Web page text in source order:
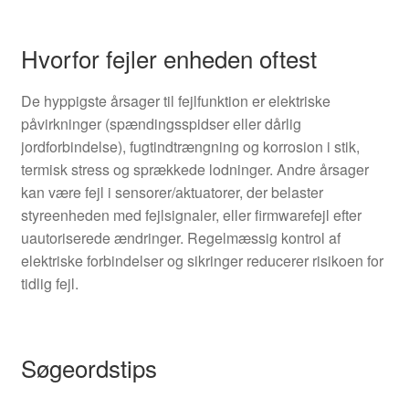
Hvorfor fejler enheden oftest
De hyppigste årsager til fejlfunktion er elektriske
påvirkninger (spændingsspidser eller dårlig
jordforbindelse), fugtindtrængning og korrosion i stik,
termisk stress og sprækkede lodninger. Andre årsager
kan være fejl i sensorer/aktuatorer, der belaster
styreenheden med fejlsignaler, eller firmwarefejl efter
uautoriserede ændringer. Regelmæssig kontrol af
elektriske forbindelser og sikringer reducerer risikoen for
tidlig fejl.
Søgeordstips